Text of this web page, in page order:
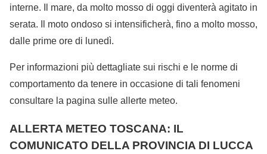
interne. Il mare, da molto mosso di oggi diventerà agitato in
serata. Il moto ondoso si intensificherà, fino a molto mosso,
dalle prime ore di lunedì.
Per informazioni più dettagliate sui rischi e le norme di
comportamento da tenere in occasione di tali fenomeni
consultare la pagina sulle allerte meteo.
ALLERTA METEO TOSCANA: IL
COMUNICATO DELLA PROVINCIA DI LUCCA